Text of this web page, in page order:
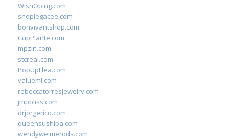
WishOping.com
shoplegacee.com
bonvivantshop.com
CupPlante.com
mpzin.com
stcreal.com
PopUpFlea.com
valueml.com
rebeccatorresjewelry.com
jmpbliss.com
drjorgerico.com
queensushipa.com
wendyweimerdds.com